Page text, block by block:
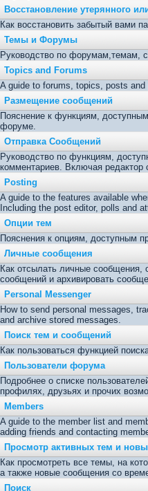
Восстановление утерянного
Как восстановить забытый вами
Темы и Форумы
Руководство по форумам,темам,
Topics and Forums
A guide to forums, topics, posts and
Размещение сообщений
Пояснение к функциям,
форуме.
Отправка Сообщений
Руководство по функциям,
комментариев. Включая
Posting
A guide to the features available
Including the post editor, polls and
Опции тем
Пояснения к опциям, доступным
Личные сообщения
Как отсылать личные сообщения,
сообщений и архивировать
Personal Messenger
How to send personal messages,
and archive stored messages.
Поиск тем и сообщений
Как пользоваться функцией
Пользователи форума
Подробнее о списке
профилях, друзьях и прочих
Members
A guide to the member list and
adding friends and contacting
Просмотр активных тем и
Как просмотреть все темы, на
а также новые сообщения со
Поиск